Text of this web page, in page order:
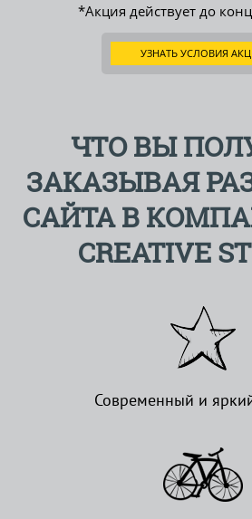
*Акция действует до
УЗНАТЬ УСЛОВИЯ
ЧТО ВЫ
ЗАКАЗЫВАЯ
САЙТА В
CREATIVE
Современный и